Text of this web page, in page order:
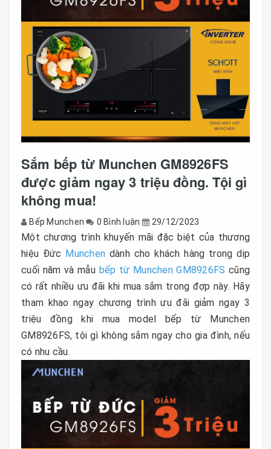
Sắm bếp từ Munchen GM8926FS
được giảm ngay 3 triệu đồng. Tội gì
không mua!
Bếp Munchen 0 Bình luận 29/12/2023
Một chương trình khuyến mãi đặc biệt của thương
hiệu Đức Munchen dành cho khách hàng trong dịp
cuối năm và mẫu bếp từ Munchen GM8926FS cũng
có rất nhiều ưu đãi khi mua sắm trong đợp này. Hãy
tham khao ngay chương trình ưu đãi giảm ngay 3
triệu đồng khi mua model bếp từ Munchen
GM8926FS, tội gì không sắm ngay cho gia đình, nếu
có nhu cầu.